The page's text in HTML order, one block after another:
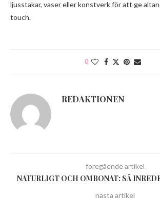
ljusstakar, vaser eller konstverk för att ge
touch.
0
REDAKTIONEN
föregående artikel
NATURLIGT OCH OMBONAT: SÅ
nästa artikel